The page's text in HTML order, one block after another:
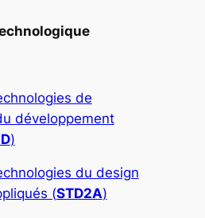
de
développement
)
du design
(STD2A)